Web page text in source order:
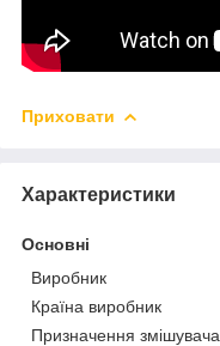
Приховати
Характеристики
Основні
Виробник
Країна виробник
Призначення змішувача